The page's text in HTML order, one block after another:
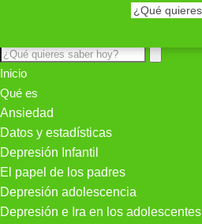
Inicio
Qué es
Ansiedad
Datos y estadísticas
Depresión Infantil
El papel de los padres
Depresión adolescencia
Depresión e Ira en los adolescentes